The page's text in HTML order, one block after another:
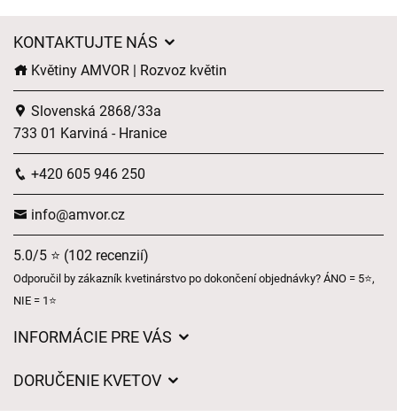
KONTAKTUJTE NÁS
Květiny AMVOR | Rozvoz květin
Slovenská 2868/33a
733 01 Karviná - Hranice
+420 605 946 250
info@amvor.cz
5.0/5 ⭐ (102 recenzií)
Odporučil by zákazník kvetinárstvo po dokončení objednávky? ÁNO = 5⭐,
NIE = 1⭐
INFORMÁCIE PRE VÁS
DORUČENIE KVETOV